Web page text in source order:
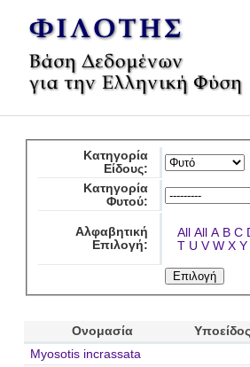
Κατηγορία
Είδους:
Κατηγορία
Φυτού:
Αλφαβητική
Επιλογή:
All All A B C
T U V W X Y
Ονομασία Υποείδος
Myosotis incrassata